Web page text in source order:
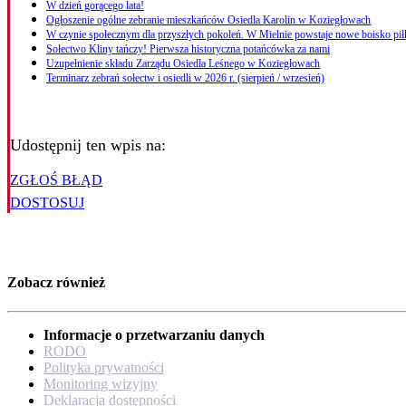
W dzień gorącego lata!
Ogłoszenie ogólne zebranie mieszkańców Osiedla Karolin w Koziegłowach
W czynie społecznym dla przyszłych pokoleń. W Mielnie powstaje nowe boisko
Sołectwo Kliny tańczy! Pierwsza historyczna potańcówka za nami
Uzupełnienie składu Zarządu Osiedla Leśnego w Koziegłowach
Terminarz zebrań sołectw i osiedli w 2026 r. (sierpień / wrzesień)
Udostępnij ten wpis na:
ZGŁOŚ BŁĄD
DOSTOSUJ
Zobacz również
Informacje o przetwarzaniu danych
RODO
Polityka prywatności
Monitoring wizyjny
Deklaracja dostępności